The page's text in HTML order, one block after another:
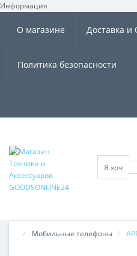
Информация
О магазине Доставка и
Политика безопасности
Мобильные телефоны